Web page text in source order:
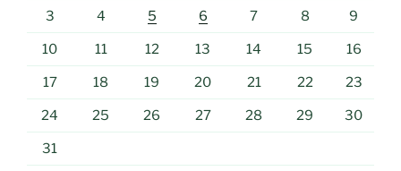
3 4 5 6 7 8 9
10 11 12 13 14 15 16
17 18 19 20 21 22 23
24 25 26 27 28 29 30
31